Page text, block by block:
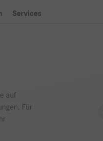
Services
auf
Für